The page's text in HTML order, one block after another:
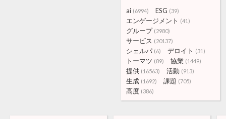
ai (6994) ESG (39)
エンゲージメント (41)
グループ (2980)
サービス (20137)
シェルパ (6) デロイト (31)
トーマツ (89) 協業 (1449)
提供 (16563) 活動 (913)
生成 (1692) 課題 (705)
高度 (386)